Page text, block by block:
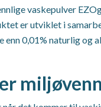
vaskepulver
er utviklet i
0,01% naturlig